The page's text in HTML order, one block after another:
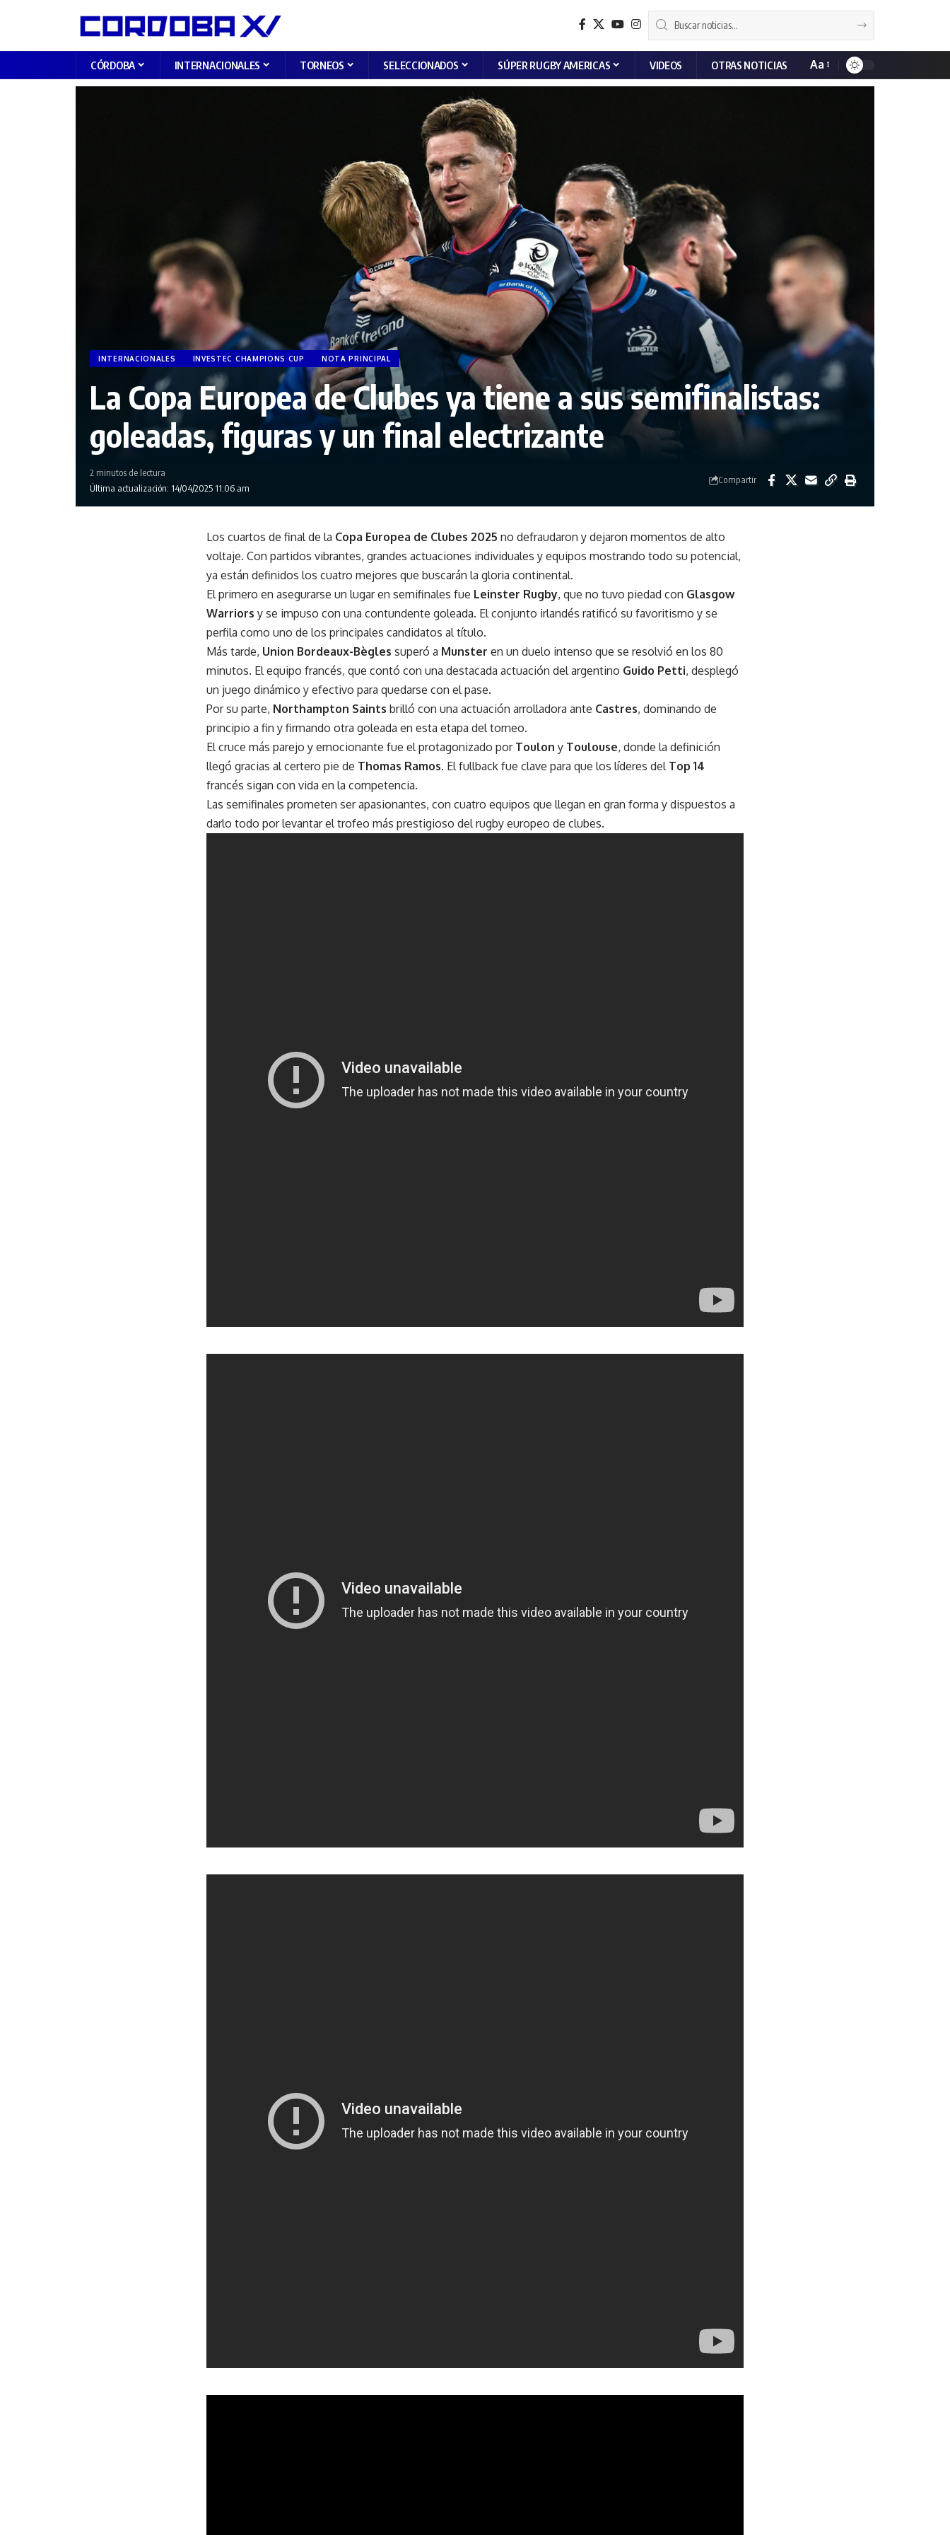
CÓRDOBA INTERNACIONALES TORNEOS SELECCIONADOS SÚPER RUGBY AMERICAS VIDEOS OTRAS NOTICIAS Aa
INTERNACIONALES INVESTEC CHAMPIONS CUP NOTA PRINCIPAL
La Copa Europea de Clubes ya tiene a sus semifinalistas:
goleadas, figuras y un final electrizante
Última actualización: 14/04/2025 11:06 am
2 minutos de lectura
Compartir
Los cuartos de final de la Copa Europea de Clubes 2025 no defraudaron y dejaron momentos de alto
voltaje. Con partidos vibrantes, grandes actuaciones individuales y equipos mostrando todo su potencial,
ya están definidos los cuatro mejores que buscarán la gloria continental.
El primero en asegurarse un lugar en semifinales fue Leinster Rugby, que no tuvo piedad con Glasgow
Warriors y se impuso con una contundente goleada. El conjunto irlandés ratificó su favoritismo y se
perfila como uno de los principales candidatos al título.
Más tarde, Union Bordeaux-Bègles superó a Munster en un duelo intenso que se resolvió en los 80
minutos. El equipo francés, que contó con una destacada actuación del argentino Guido Petti, desplegó
un juego dinámico y efectivo para quedarse con el pase.
Por su parte, Northampton Saints brilló con una actuación arrolladora ante Castres, dominando de
principio a fin y firmando otra goleada en esta etapa del torneo.
El cruce más parejo y emocionante fue el protagonizado por Toulon y Toulouse, donde la definición
llegó gracias al certero pie de Thomas Ramos. El fullback fue clave para que los líderes del Top 14
francés sigan con vida en la competencia.
Las semifinales prometen ser apasionantes, con cuatro equipos que llegan en gran forma y dispuestos a
darlo todo por levantar el trofeo más prestigioso del rugby europeo de clubes.